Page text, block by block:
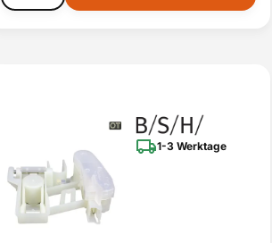
1-3 Werktage